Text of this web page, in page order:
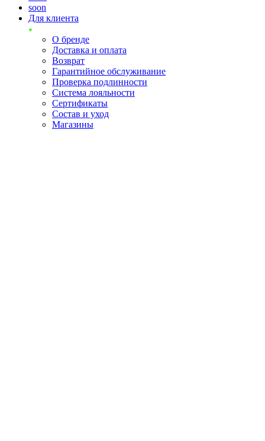
soon
Для клиента
О бренде
Доставка и оплата
Возврат
Гарантийное обслуживание
Проверка подлинности
Система лояльности
Сертификаты
Состав и уход
Магазины